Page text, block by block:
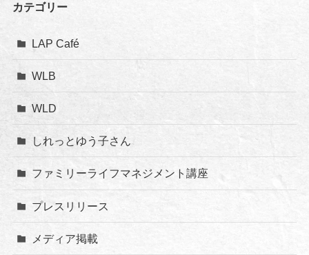
カテゴリー
LAP Café
WLB
WLD
しれっとゆう子さん
ファミリーライフマネジメント講座
プレスリリース
メディア掲載